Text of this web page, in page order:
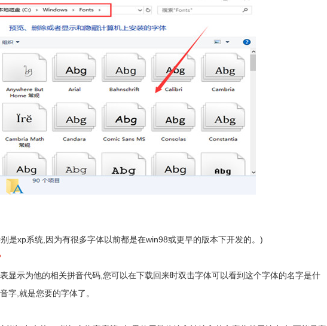
xp系统,因为有很多字体以前都是在win98或更早的版本下开发的。)
示为他的相关拼音代码,您可以在下载回来时双击字体可以看到这个字体的名字是什
字,就是您要的字体了。